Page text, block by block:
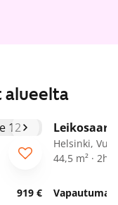
alueelta
919 €
Helsinki,
44,5 m² ·